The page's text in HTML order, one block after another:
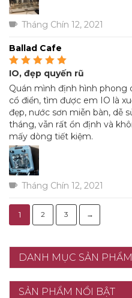
Tháng Chín 12, 2021
Ballad Cafe
Được xếp hạng5 5
IO, đẹp quyến rũ
Quán mình định hình
cổ điển, tìm được em IO là
đẹp, nước sơn miễn bàn, dễ
tháng, vẫn rất ổn định và
mấy dòng tiết kiệm.
Tháng Chín 12, 2021
1 2 3 →
DANH MỤC SẢN PHẨM
SẢN PHẨM NỔI BẬT